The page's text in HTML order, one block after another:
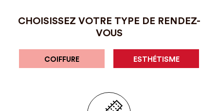
CHOISISSEZ VOTRE TYPE DE RENDEZ-
VOUS
COIFFURE ESTHÉTISME